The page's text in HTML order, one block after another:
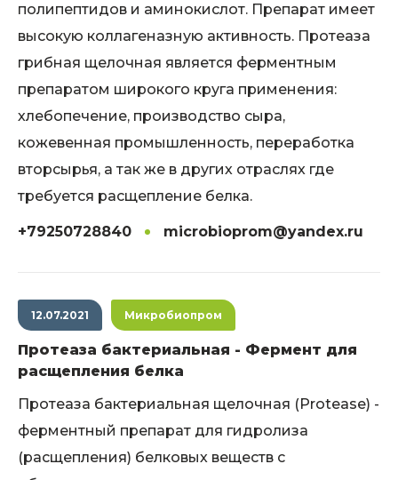
полипептидов и аминокислот. Препарат имеет
высокую коллагеназную активность. Протеаза
грибная щелочная является ферментным
препаратом широкого круга применения:
хлебопечение, производство сыра,
кожевенная промышленность, переработка
вторсырья, а так же в других отраслях где
требуется расщепление белка.
+79250728840 microbioprom@yandex.ru
12.07.2021 Микробиопром
Протеаза бактериальная - Фермент для
расщепления белка
Протеаза бактериальная щелочная (Protease) -
ферментный препарат для гидролиза
(расщепления) белковых веществ с